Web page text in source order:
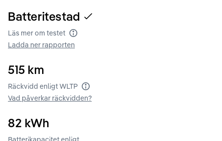
Batteritestad
Läs mer om testet Batteritest
Ladda ner rapporten
515 km
Räckvidd enligt WLTP Räckvidd enligt WLTP
Vad påverkar räckvidden?
82 kWh